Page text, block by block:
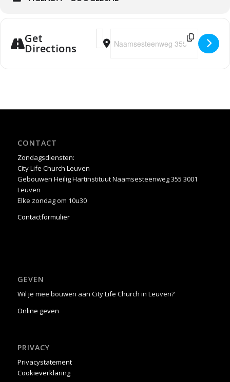
Get
Directions
Address - Jubileumdienst & receptie
Destination Address -
CONTACT
Zondagsdiensten:
City Life Church Leuven
Gebouwen Heilig Hartinstituut Naamsesteenweg 355 3001
Leuven
Elke zondag om 10u30
Contactformulier
GEVEN
Wil je mee bouwen aan City Life Church in Leuven?
Online geven
PRIVACY
Privacystatement
Cookieverklaring